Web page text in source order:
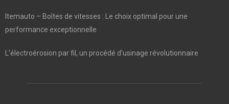
Itemauto – Boîtes de vitesses : Le choix optimal pour une
performance exceptionnelle
L’électroérosion par fil, un procédé d’usinage révolutionnaire